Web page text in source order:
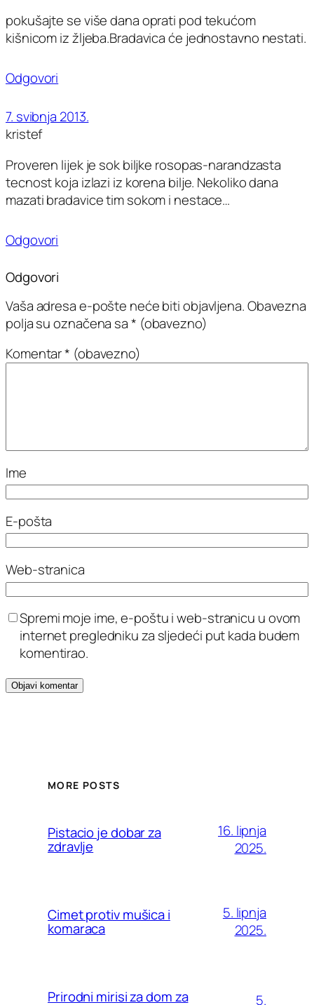
pokušajte se više dana oprati pod tekućom
kišnicom iz žljeba.Bradavica će jednostavno nestati.
Odgovori
7. svibnja 2013.
kristef
Proveren lijek je sok biljke rosopas-narandzasta
tecnost koja izlazi iz korena bilje. Nekoliko dana
mazati bradavice tim sokom i nestace…
Odgovori
Odgovori
Vaša adresa e-pošte neće biti objavljena.Obavezna
polja su označena sa* (obavezno)
Komentar* (obavezno)
Ime
E-pošta
Web-stranica
Spremi moje ime, e-poštu i web-stranicu u ovom
internet pregledniku za sljedeći put kada budem
komentirao.
MORE POSTS
Pistacio je dobar za
zdravlje
16. lipnja
2025.
Cimet protiv mušica i
komaraca
5. lipnja
2025.
Prirodni mirisi za dom za 5.